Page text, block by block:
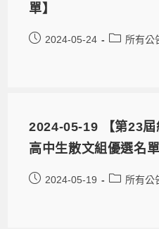
單】
2024-05-24 所有公
2024-05-19 【第23屆
高中生散文組優選名單
2024-05-19 所有公